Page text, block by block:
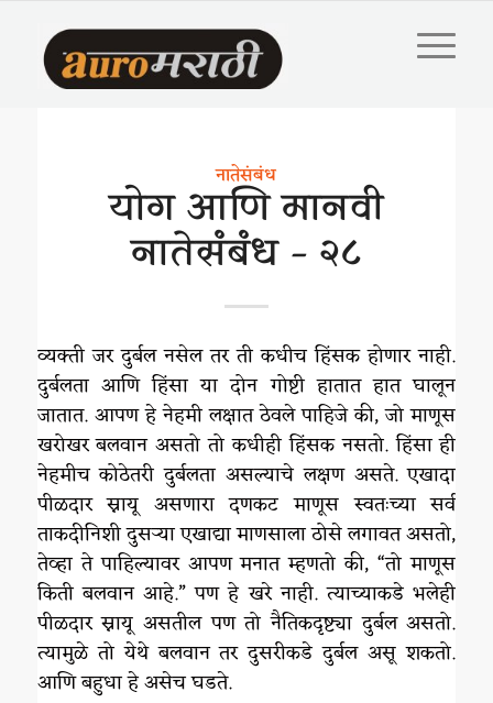
नातेसंबंध
योग आणि मानवी
नातेसंबंध – २८
व्यक्ती जर दुर्बल नसेल तर ती कधीच हिंसक होणार नाही.
दुर्बलता आणि हिंसा या दोन गोष्टी हातात हात घालून
जातात. आपण हे नेहमी लक्षात ठेवले पाहिजे की, जो माणूस
खरोखर बलवान असतो तो कधीही हिंसक नसतो. हिंसा ही
नेहमीच कोठेतरी दुर्बलता असल्याचे लक्षण असते. एखादा
पीळदार स्नायू असणारा दणकट माणूस स्वतःच्या सर्व
ताकदीनिशी दुसऱ्या एखाद्या माणसाला ठोसे लगावत असतो,
तेव्हा ते पाहिल्यावर आपण मनात म्हणतो की, “तो माणूस
किती बलवान आहे.” पण हे खरे नाही. त्याच्याकडे भलेही
पीळदार स्नायू असतील पण तो नैतिकदृष्ट्या दुर्बल असतो.
त्यामुळे तो येथे बलवान तर दुसरीकडे दुर्बल असू शकतो.
आणि बहुधा हे असेच घडते.